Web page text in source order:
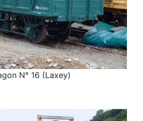
N° 16 (Laxey)